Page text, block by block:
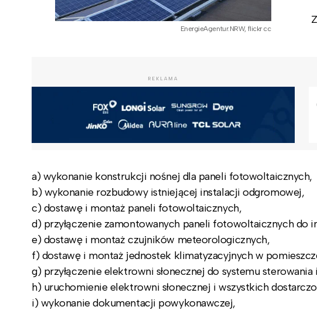
EnergieAgentur.NRW, flickr cc
REKLAMA
a) wykonanie konstrukcji nośnej dla paneli fotowoltaicznych,
b) wykonanie rozbudowy istniejącej instalacji odgromowej,
c) dostawę i montaż paneli fotowoltaicznych,
d) przyłączenie zamontowanych paneli fotowoltaicznych do
e) dostawę i montaż czujników meteorologicznych,
f) dostawę i montaż jednostek klimatyzacyjnych w
g) przyłączenie elektrowni słonecznej do systemu
h) uruchomienie elektrowni słonecznej i wszystkich
i) wykonanie dokumentacji powykonawczej,